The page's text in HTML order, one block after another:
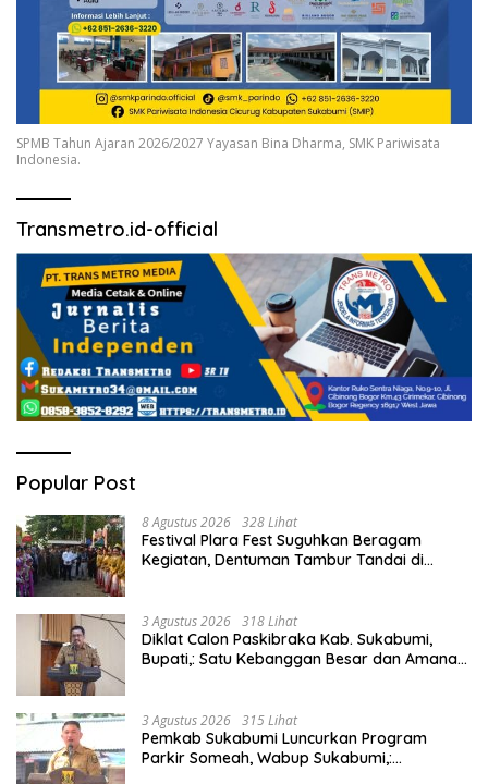
SPMB Tahun Ajaran 2026/2027 Yayasan Bina Dharma, SMK Pariwisata
Indonesia.
Transmetro.id-official
Popular Post
8 Agustus 2026 328 Lihat
Festival Plara Fest Suguhkan Beragam
Kegiatan, Dentuman Tambur Tandai di
3 Agustus 2026 318 Lihat
Diklat Calon Paskibraka Kab. Sukabumi,
Bupati,: Satu Kebanggan Besar dan Amanah
3 Agustus 2026 315 Lihat
Pemkab Sukabumi Luncurkan Program
Parkir Someah, Wabup Sukabumi,: